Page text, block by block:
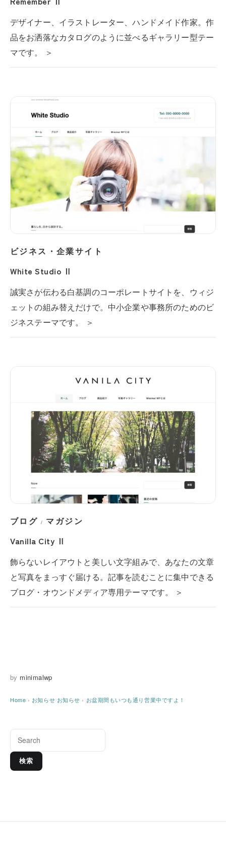
デザイナー、イラストレーター、ハンドメイド作家。作
品をお洒落なカタログのように並べるギャラリー型テー
マです。 ＞
ビジネス・企業サイト
White Studio Ⅱ
誠実さが伝わる白基調のコーポレートサイトを、ウィジ
ェットの組み替えだけで。中小企業や事務所のためのビ
ジネステーマです。 ＞
ブログ / マガジン
Vanilla City Ⅱ
飾らないレイアウトと美しい文字組みで、あなたの文章
と写真をまっすぐ届ける。記事を読むことに集中できる
ブログ・オウンドメディア専用テーマです。 ＞
by minimalwp
Home › お知らせ お知らせ › お盆期間もいつも通り営業中ですよ！
検索